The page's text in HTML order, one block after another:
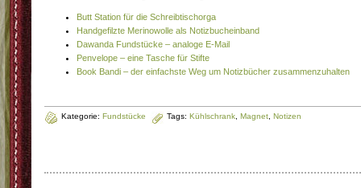
Butt Station für die Schreibtischorga
Handgefilzte Merinowolle als Notizbucheinband
Dawanda Fundstücke – analoge E-Mail
Penvelope – eine Tasche für Stifte
Book Bandi – der einfachste Weg um Notizbücher zusammenzuhalten
Kategorie: Fundstücke Tags: Kühlschrank, Magnet, Notizen